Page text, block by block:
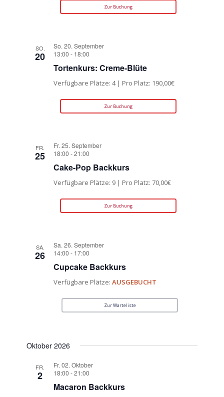
Zur Buchung
SO.
20
So. 20. September
13:00 - 18:00
Tortenkurs: Creme-Blüte
Verfügbare Plätze: 4 | Pro Platz: 190,00€
Zur Buchung
FR.
25
Fr. 25. September
18:00 -21:00
Cake-Pop Backkurs
Verfügbare Plätze: 9 | Pro Platz: 70,00€
Zur Buchung
SA.
26
Sa. 26. September
14:00 - 17:00
Cupcake Backkurs
Verfügbare Plätze:AUSGEBUCHT
Zur Warteliste
Oktober 2026
FR.
2
Fr. 02. Oktober
18:00 -21:00
Macaron Backkurs